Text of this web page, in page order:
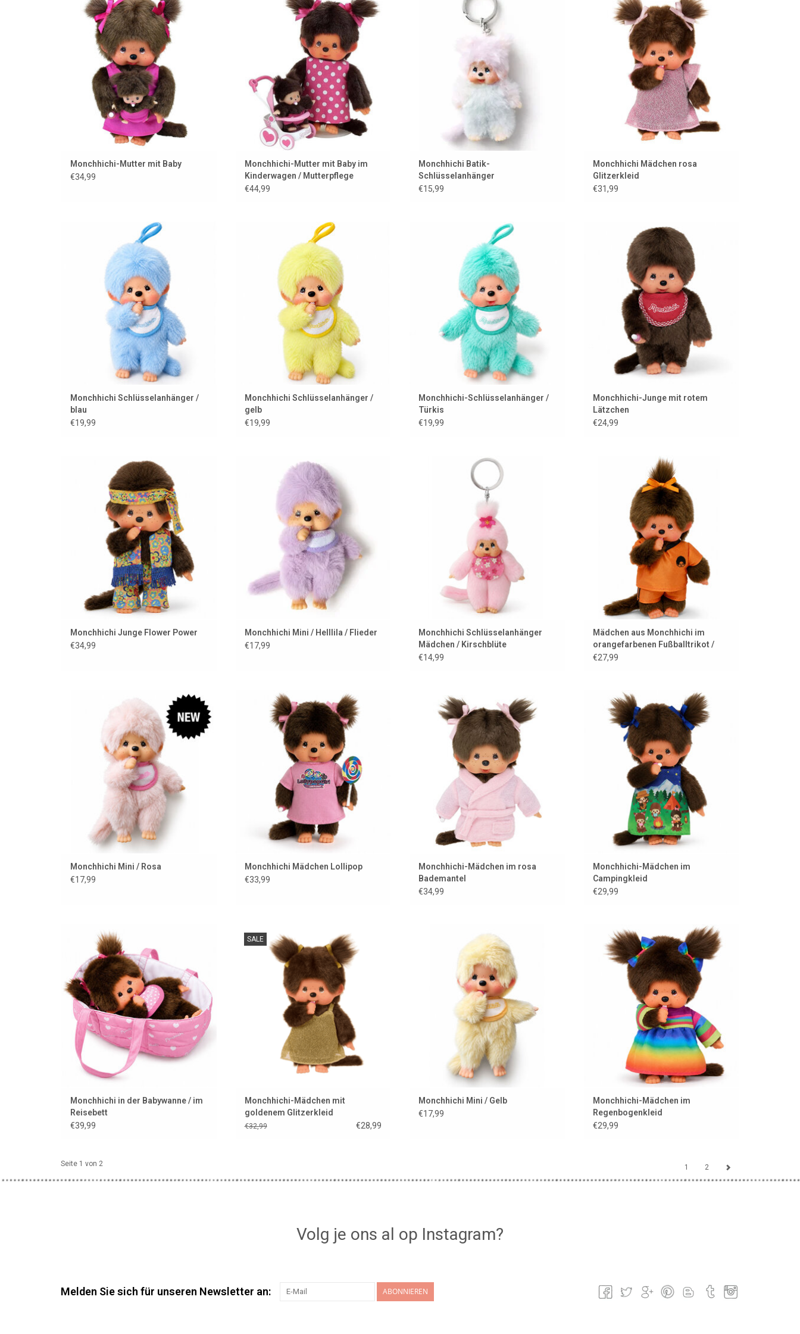
ZUM WARENKORB HINZUFÜGEN
Monchhichi-Mutter mit Baby
€34,99
Kinderwagen
ZUM WARENKORB HINZUFÜGEN
Monchhichi-Mutter mit Baby im
Kinderwagen / Mutterpflege
€44,99
ZUM WARENKORB HINZUFÜGEN
Monchhichi Batik-
Schlüsselanhänger
€15,99
und Schleifen
ZUM WARENKORB HINZUFÜGEN
Monchhichi Mädchen rosa
Glitzerkleid
€31,99
Monchhichi-Schlüsselanhänger in blauer
Farbe
ZUM WARENKORB HINZUFÜGEN
Monchhichi Schlüsselanhänger /
blau
€19,99
Monchhichi-Schlüsselanhänger in
leuchtendem Gelb
ZUM WARENKORB HINZUFÜGEN
Monchhichi Schlüsselanhänger /
gelb
€19,99
Monchhichi-Schlüsselanhänger in
Grün/Blau
ZUM WARENKORB HINZUFÜGEN
Monchhichi-Schlüsselanhänger /
Türkis
€19,99
Monchhichi-Junge mit rotem Lätzchen
ZUM WARENKORB HINZUFÜGEN
Monchhichi-Junge mit rotem
Lätzchen
€24,99
Monchhichi Junge Flower Power
ZUM WARENKORB HINZUFÜGEN
Monchhichi Junge Flower Power
€34,99
Mini Monchhichi / 15 cm
ZUM WARENKORB HINZUFÜGEN
Monchhichi Mini / Helllila / Flieder
€17,99
Monchhichi Kirschblüten-
Schlüsselanhänger
ZUM WARENKORB HINZUFÜGEN
Monchhichi Schlüsselanhänger
Mädchen / Kirschblüte
€14,99
Auf geht's, Holland! ...
ZUM WARENKORB HINZUFÜGEN
Mädchen aus Monchhichi im
orangefarbenen Fußballtrikot /
Weltmeisterschaft 2026
€27,99
Mini Monchhichi / 15 cm
ZUM WARENKORB HINZUFÜGEN
Monchhichi Mini / Rosa
€17,99
Monchhichi-Mädchen mit Lutscher
ZUM WARENKORB HINZUFÜGEN
Monchhichi Mädchen Lollipop
€33,99
Nie aus der Mode, immer Monchhichi ♥ der
Klassiker in neuem Gewand.
ZUM WARENKORB HINZUFÜGEN
Monchhichi-Mädchen im rosa
Bademantel
€34,99
Dieses Monchhichi-Mädchen liebt Camping
über alles.
ZUM WARENKORB HINZUFÜGEN
Monchhichi-Mädchen im
Campingkleid
€29,99
Monchhichi-Mädchen im Reisebett
ZUM WARENKORB HINZUFÜGEN
Monchhichi in der Babywanne / im
Reisebett
€39,99
SALE
Glitzerkleid
ZUM WARENKORB HINZUFÜGEN
Monchhichi-Mädchen mit
goldenem Glitzerkleid
€32,99 €28,99
ZUM WARENKORB HINZUFÜGEN
Monchhichi Mini / Gelb
€17,99
Monchhichi-Mädchen im Regenbogenkleid
ZUM WARENKORB HINZUFÜGEN
Monchhichi-Mädchen im
Regenbogenkleid
€29,99
Seite 1 von 2 1 2
Volg je ons al op Instagram?
Melden Sie sich für unseren Newsletter an: ABONNIEREN